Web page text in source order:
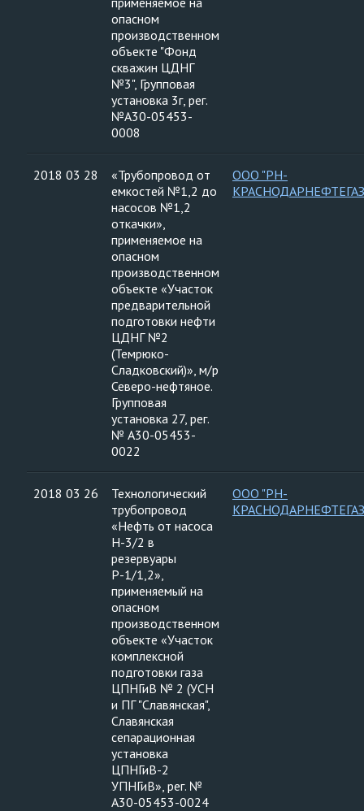
опасном
производственном
объекте "Фонд
скважин ЦДНГ
№3", Групповая
установка 3г, рег.
№А30-05453-
0008
2018 03 28
«Трубопровод от
емкостей №1,2 до
насосов №1,2
откачки»,
применяемое на
опасном
производственном
объекте «Участок
предварительной
подготовки нефти
ЦДНГ №2
(Темрюко-
Сладковский)», м/р
Северо-нефтяное.
Групповая
установка 27, рег.
№ А30-05453-
0022
ООО "РН-
2018 03 26
Технологический
трубопровод
«Нефть от насоса
Н-3/2 в
резервуары
Р-1/1,2»,
применяемый на
опасном
производственном
объекте «Участок
комплексной
подготовки газа
ЦПНГиВ № 2 (УСН
и ПГ "Славянская",
Славянская
сепарационная
установка
ЦПНГиВ-2
УПНГиВ», рег. №
А30-05453-0024
ООО "РН-